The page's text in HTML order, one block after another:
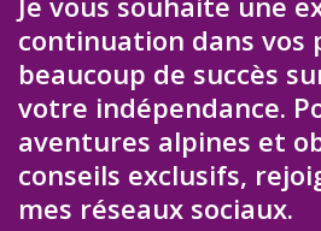
continuation dans vos
beaucoup de succès
votre indépendance.
aventures alpines et
conseils exclusifs,
mes réseaux sociaux.